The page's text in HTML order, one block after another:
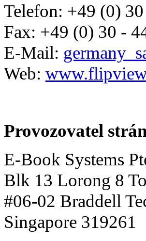
Telefon: +49 (0)
Fax: +49 (0) 30 -
E-Mail:
Web:
Provozovatel
E-Book Systems
Blk 13 Lorong 8
#06-02 Braddell
Singapore 319261